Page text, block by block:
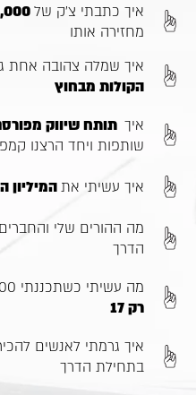
איך כתבתי צ׳ק של
מחזירה אותו
איך שמלה צהובה אחת
הקולות מבחוץ
איך תותח שיווק
שותפות ויחד הרצנו
איך עשיתי אתהמיליון
מה ההורים שלי
הדרך
מה עשיתי כשתכננתי 100 נרשמים לקורס שלי
רק 17
איך גרמתי לאנשים
בתחילת הדרך